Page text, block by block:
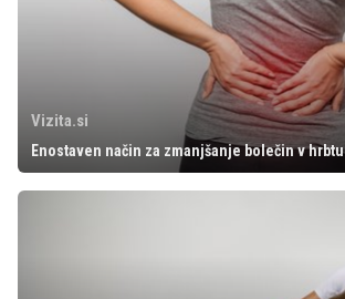
Vizita.si
Enostaven način za zmanjšanje bolečin v hrbtu